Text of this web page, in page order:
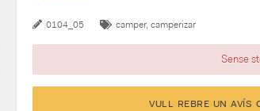
0104_05 camper camperizar
Sense
VULL REBRE UN AVÍS